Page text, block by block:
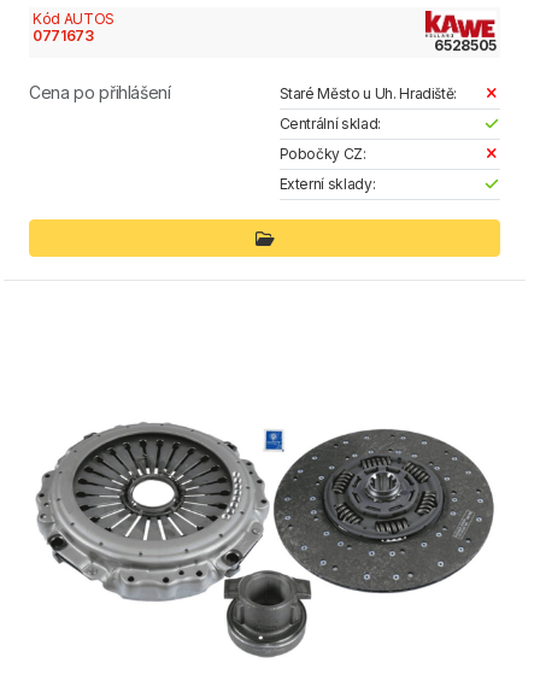
Kód AUTOS
0771673
6528505
Cena po přihlášení
Staré Město u Uh. Hradiště:
Centrální sklad:
Pobočky CZ:
Externí sklady: